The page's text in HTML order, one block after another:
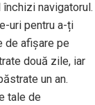
navigatorul.
uri pentru a-ți
de afișare pe
două zile, iar
un an.
tale de